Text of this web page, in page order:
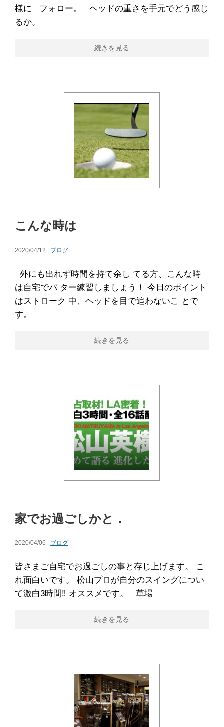
様に フォロー。 ヘッドの重さを手元でどう感じ
るか。
続きを見る
こんな時は
2020/04/12 | ブログ
外にも出れず時間を持て余し てる方、こんな時
は自宅でパ ター練習しましょう！ 今日のポイント
はストローク 中、ヘッドを目で追わないこ とで
す。
続きを見る
家でお過ごしかと．
2020/04/06 | ブログ
皆さまご自宅でお過ごしの事と存じ上げます。 こ
れ面白いです。 松山プロが自分のスイングについ
て激白3時間‼️ オススメです。 草場
続きを見る